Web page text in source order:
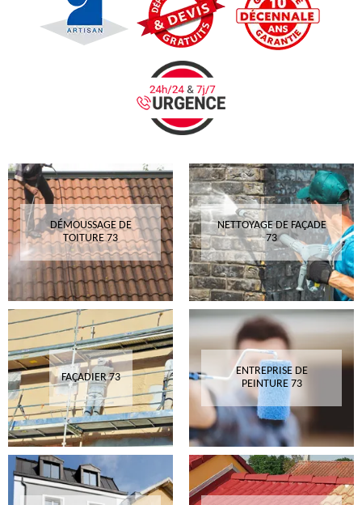
DÉMOUSSAGE DE
TOITURE 73
NETTOYAGE DE FAÇADE
73
FAÇADIER 73
ENTREPRISE DE
PEINTURE 73